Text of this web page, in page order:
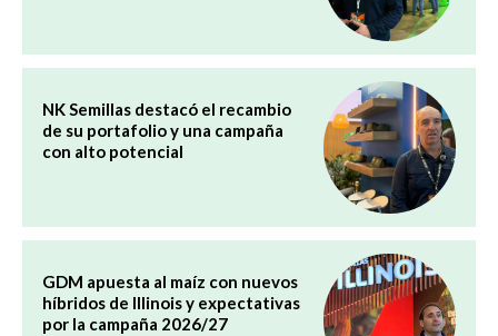
NK Semillas destacó el recambio
de su portafolio y una campaña
con alto potencial
GDM apuesta al maíz con nuevos
híbridos de Illinois y expectativas
por la campaña 2026/27